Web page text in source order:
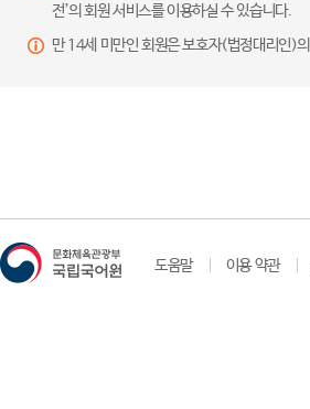
전’의 회원 서비스를 이용하실 수 있습니다.
만 14세 미만인 회원은 보호자(법정대리인)
도움말 이용 약관